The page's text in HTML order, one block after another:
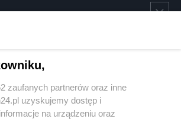
zaufanych partnerów oraz inne
uzyskujemy dostęp i
na urządzeniu oraz